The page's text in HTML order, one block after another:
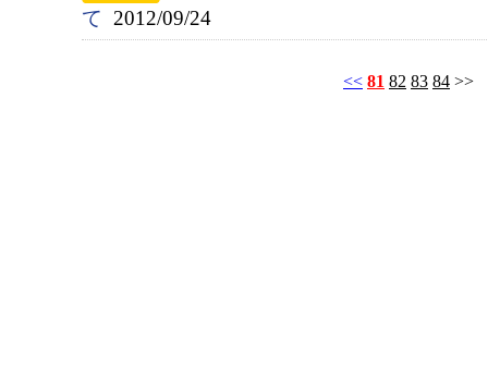
て 2012/09/24
<< 81 82 83 84 >>